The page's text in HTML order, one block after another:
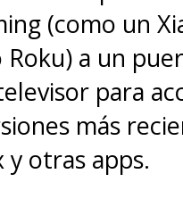
(como un
Roku) a un
para
más
y otras apps.